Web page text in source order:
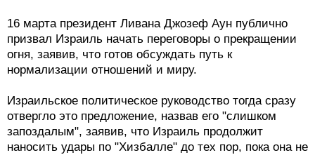
16 марта президент Ливана Джозеф Аун публично
призвал Израиль начать переговоры о прекращении
огня, заявив, что готов обсуждать путь к
нормализации отношений и миру.
Израильское политическое руководство тогда сразу
отвергло это предложение, назвав его "слишком
запоздалым", заявив, что Израиль продолжит
наносить удары по "Хизбалле" до тех пор, пока она не